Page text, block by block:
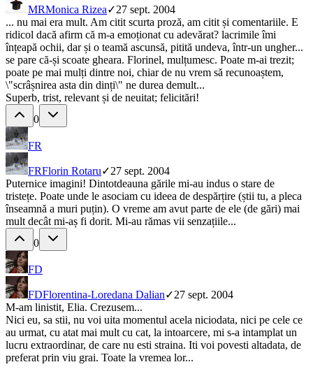
MRMonica Rizea✓27 sept. 2004
... nu mai era mult. Am citit scurta proză, am citit și comentariile. E
ridicol dacă afirm că m-a emoționat cu adevărat? lacrimile îmi
înțeapă ochii, dar și o teamă ascunsă, pitită undeva, într-un ungher...
se pare că-și scoate gheara. Florinel, mulțumesc. Poate m-ai trezit;
poate pe mai mulți dintre noi, chiar de nu vrem să recunoaștem,
\"scrâșnirea asta din dinți\" ne durea demult...
Superb, trist, relevant și de neuitat; felicitări!
0
FR
FRFlorin Rotaru✓27 sept. 2004
Puternice imagini! Dintotdeauna gările mi-au indus o stare de
tristețe. Poate unde le asociam cu ideea de despărțire (știi tu, a pleca
înseamnă a muri puțin). O vreme am avut parte de ele (de gări) mai
mult decât mi-aș fi dorit. Mi-au rămas vii senzațiile...
0
FD
FDFlorentina-Loredana Dalian✓27 sept. 2004
M-am linistit, Elia. Crezusem...
Nici eu, sa stii, nu voi uita momentul acela niciodata, nici pe cele ce
au urmat, cu atat mai mult cu cat, la intoarcere, mi s-a intamplat un
lucru extraordinar, de care nu esti straina. Iti voi povesti altadata, de
preferat prin viu grai. Toate la vremea lor...